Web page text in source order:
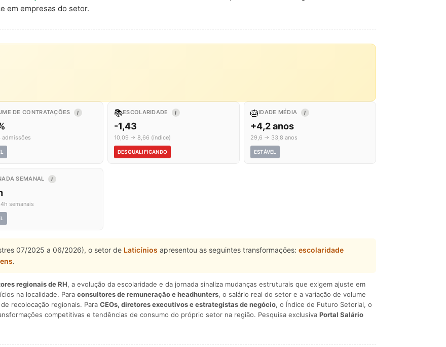
em empresas do setor.
DE CONTRATAÇÕES I 📚ESCOLARIDADE I
-1,43
10,09 → 8,66 (índice)
DESQUALIFICANDO
🎂IDADE MÉDIA I
+4,2 anos
29,6 → 33,8 anos
ESTÁVEL
SEMANAL I
semanais
07/2025 a 06/2026), o setor de Laticínios apresentou as seguintes transformações: escolaridade
.
regionais de RH, a evolução da escolaridade e da jornada sinaliza mudanças estruturais que exigem ajuste em
na localidade. Para consultores de remuneração e headhunters, o salário real do setor e a variação de volume
recolocação regionais. Para CEOs, diretores executivos e estrategistas de negócio, o Índice de Futuro Setorial, o
competitivas e tendências de consumo do próprio setor na região. Pesquisa exclusiva Portal Salário